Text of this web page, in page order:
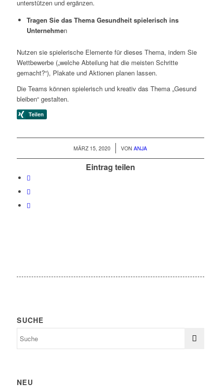
unterstützen und ergänzen.
Tragen Sie das Thema Gesundheit spielerisch ins
Unternehmen
Nutzen sie spielerische Elemente für dieses Thema, indem Sie
Wettbewerbe („welche Abteilung hat die meisten Schritte
gemacht?“), Plakate und Aktionen planen lassen.
Die Teams können spielerisch und kreativ das Thema „Gesund
bleiben“ gestalten.
MÄRZ 15, 2020
/ VONANJA
Eintrag teilen
SUCHE
NEU